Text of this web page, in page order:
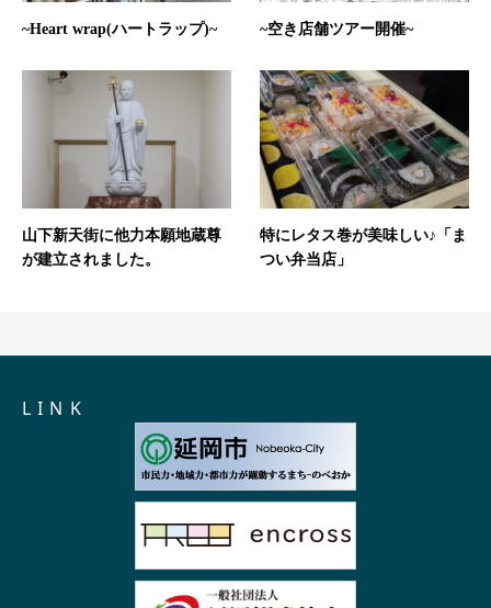
~Heart wrap(ハートラップ)~ ~空き店舗ツアー開催~
山下新天街に他力本願地蔵尊
が建立されました。
特にレタス巻が美味しい♪「ま
つい弁当店」
L I N K